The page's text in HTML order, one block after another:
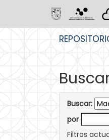
Buscar:
por
Filtros